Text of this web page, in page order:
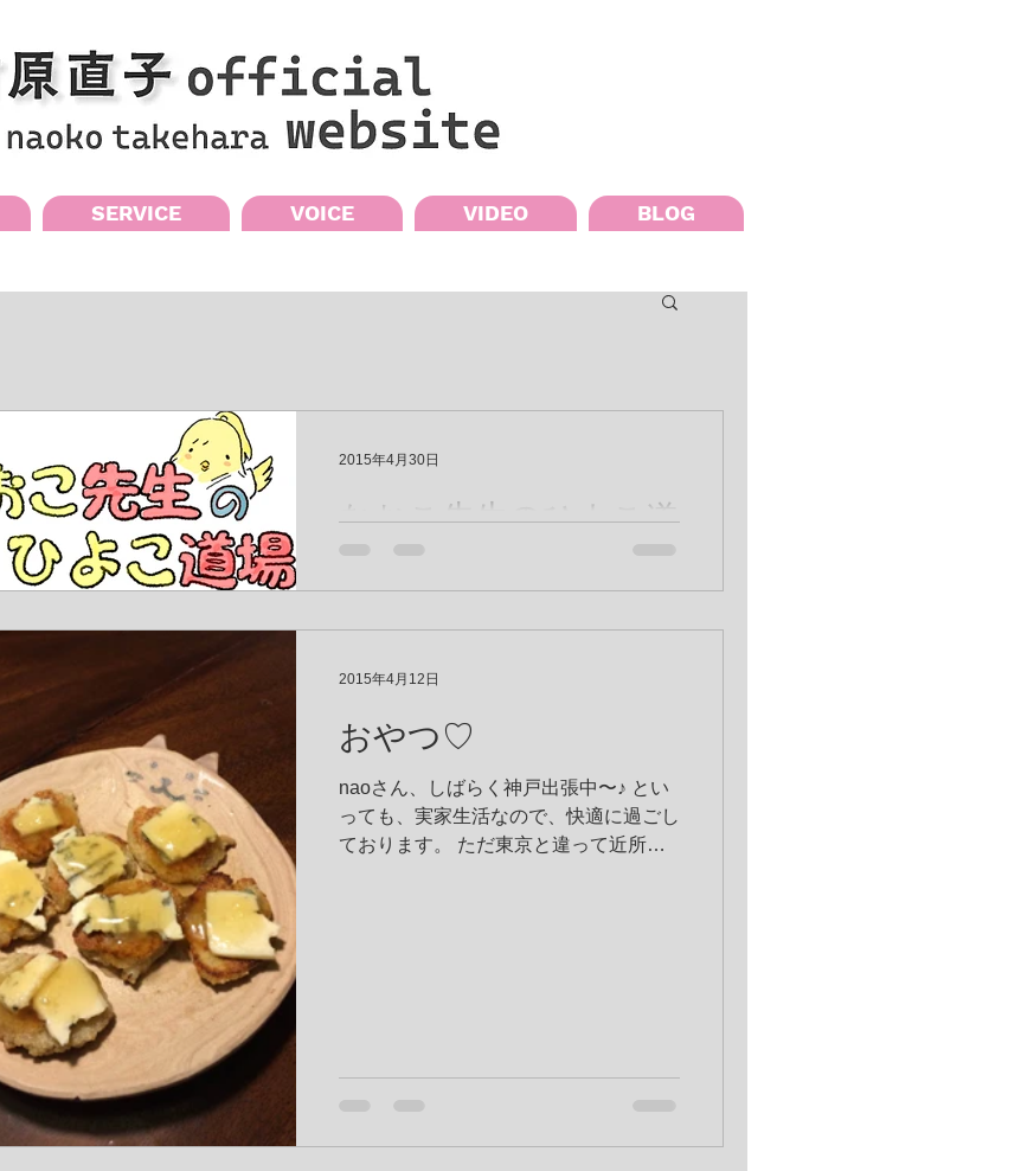
SERVICE VOICE VIDEO BLOG
なおこ先生のひよこ道
家試験対策講座のweb連載がスタートし
と解説を10問、オリジナルで作成して
います。 国家試験のある２月まで、毎
月１日にアップしていきますよ～。...
2015年4月30日
おやつ♡
naoさん、しばらく神戸出張中〜♪ とい
っても、実家生活なので、快適に過ごし
ております。 ただ東京と違って近所に
2015年4月12日